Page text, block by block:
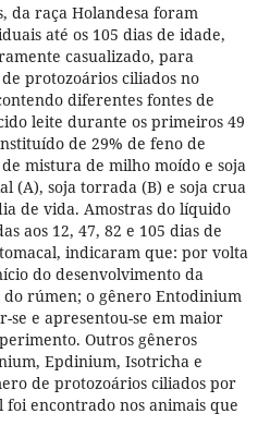
da raça Holandesa foram
até os 105 dias de idade,
casualizado, para
protozoários ciliados no
diferentes fontes de
leite durante os primeiros 49
de 29% de feno de
mistura de milho moído e soja
(A), soja torrada (B) e soja crua
de vida. Amostras do líquido
aos 12, 47, 82 e 105 dias de
indicaram que: por volta
do desenvolvimento da
rúmen; o gênero Entodinium
se e apresentou-se em maior
Outros gêneros
Epdinium, Isotricha e
de protozoários ciliados por
encontrado nos animais que